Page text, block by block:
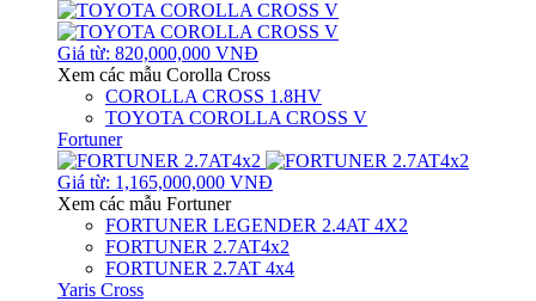
Giá từ: 820,000,000 VNĐ
Xem các mẫu Corolla Cross
COROLLA CROSS 1.8HV
TOYOTA COROLLA CROSS V
Fortuner
Giá từ: 1,165,000,000 VNĐ
Xem các mẫu Fortuner
FORTUNER LEGENDER 2.4AT 4X2
FORTUNER 2.7AT4x2
FORTUNER 2.7AT 4x4
Yaris Cross